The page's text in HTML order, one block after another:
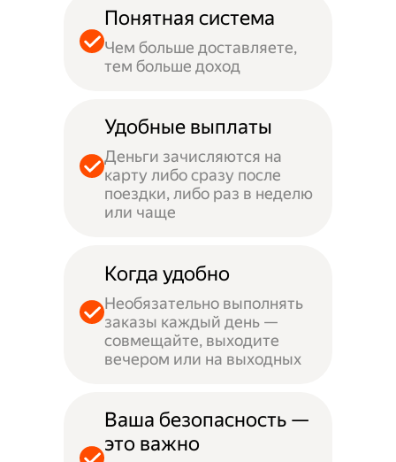
Понятная система
Чем больше доставляете,
тем больше доход
Удобные выплаты
Деньги зачисляются на
карту либо сразу после
поездки, либо раз в неделю
или чаще
Когда удобно
Необязательно выполнять
заказы каждый день —
совмещайте, выходите
вечером или на выходных
Ваша безопасность —
это важно